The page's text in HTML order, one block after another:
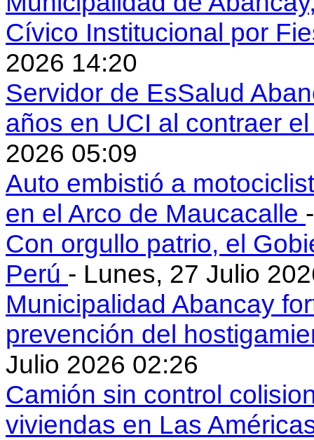
Cívico Institucional por
2026 14:20
Servidor de EsSalud
años en UCI al contraer
2026 05:09
Auto embistió a
en el Arco de Maucacalle
Con orgullo patrio, el
Perú - Lunes, 27 Julio
Municipalidad Abancay
prevención del
Julio 2026 02:26
Camión sin control
viviendas en Las